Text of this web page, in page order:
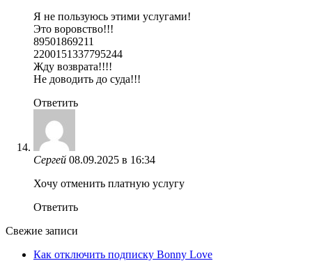
Я не пользуюсь этими услугами!
Это воровство!!!
89501869211
2200151337795244
Жду возврата!!!!
Не доводить до суда!!!
Ответить
Сергей 08.09.2025 в 16:34
Хочу отменить платную услугу
Ответить
Свежие записи
Как отключить подписку Bonny Love